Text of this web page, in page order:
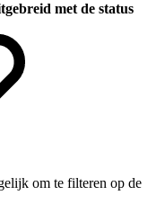
met de status
om te filteren op de